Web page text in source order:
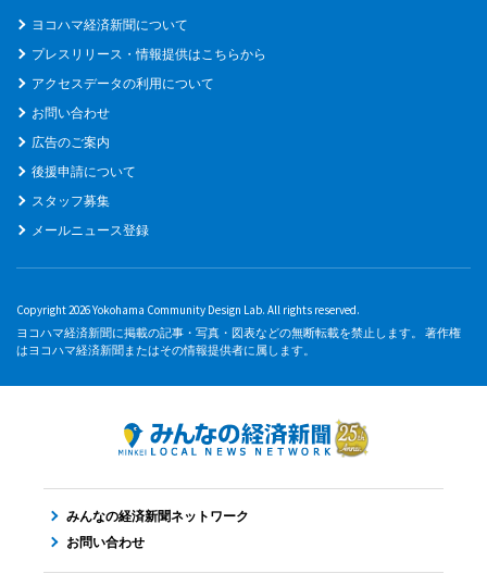
ヨコハマ経済新聞について
プレスリリース・情報提供はこちらから
アクセスデータの利用について
お問い合わせ
広告のご案内
後援申請について
スタッフ募集
メールニュース登録
Copyright 2026 Yokohama Community Design Lab. All rights reserved.
ヨコハマ経済新聞に掲載の記事・写真・図表などの無断転載を禁止します。 著作権
はヨコハマ経済新聞またはその情報提供者に属します。
みんなの経済新聞ネットワーク
お問い合わせ